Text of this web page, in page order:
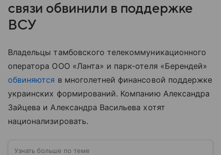
связи обвинили в поддержке
ВСУ
Владельцы тамбовского телекоммуникационного
оператора ООО «Ланта» и парк-отеля «Берендей»
обвиняются в многолетней финансовой поддержке
украинских формирований. Компанию Александра
Зайцева и Александра Васильева хотят
национализировать.
Узнать больше по теме